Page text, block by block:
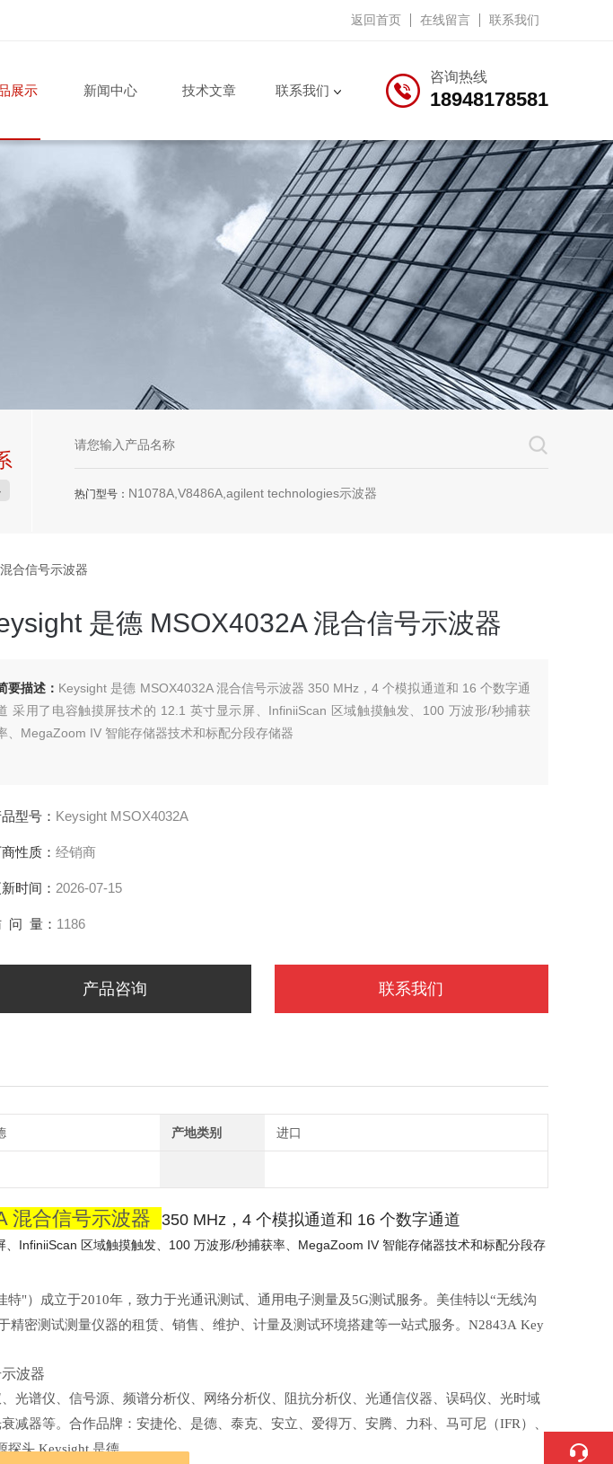
返回首页 在线留言 联系我们
咨询热线
18948178581
展示 新闻中心 技术文章 联系我们
热门型号： N1078A,V8486A,agilent technologies示波器
合信号示波器
是德 MSOX4032A 混合信号示波器
要描述： Keysight 是德 MSOX4032A 混合信号示波器 350 MHz，4 个模拟通道和 16 个数字通
采用了电容触摸屏技术的 12.1 英寸显示屏、InfiniiScan 区域触摸触发、100 万波形/秒捕获
、MegaZoom IV 智能存储器技术和标配分段存储器
型号： Keysight MSOX4032A
性质： 经销商
时间： 2026-07-15
问 量： 1186
产品咨询 联系我们
产地类别 进口
混合信号示波器 350 MHz，4 个模拟通道和 16 个数字通道
InfiniiScan 区域触摸触发、100 万波形/秒捕获率、MegaZoom IV 智能存储器技术和标配分段存
"）成立于2010年，致力于光通讯测试、通用电子测量及5G测试服务。美佳特以“无线沟
精密测试测量仪器的租赁、销售、维护、计量及测试环境搭建等一站式服务。N2843A Key
波器
光谱仪、信号源、频谱分析仪、网络分析仪、阻抗分析仪、光通信仪器、误码仪、光时域
减器等。合作品牌：安捷伦、是德、泰克、安立、爱得万、安腾、力科、马可尼（IFR）、
探头 Keysight 是德